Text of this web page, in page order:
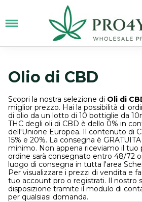
Olio di CBD
Scopri la nostra selezione di Oli di
miglior prezzo. Hai la possibilità di
di olio da un lotto di 10 bottiglie da
THC degli oli di CBD è dello 0% in
dell'Unione Europea. Il contenuto di
15% e 20%. La consegna è
minimo. Non appena riceviamo il tuo
ordine sarà consegnato entro 48/72
luogo di consegna in tutta l'area
Per visualizzare i prezzi di vendita e
tuo account pro o registrati. Il nostro
disposizione tramite il modulo di
per qualsiasi domanda.